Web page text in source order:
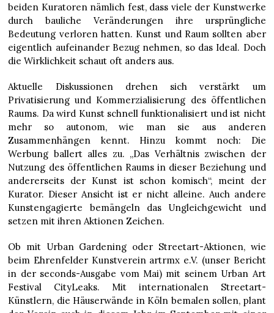
beiden Kuratoren nämlich fest, dass viele der Kunstwerke
durch bauliche Veränderungen ihre ursprüngliche
Bedeutung verloren hatten. Kunst und Raum sollten aber
eigentlich aufeinander Bezug nehmen, so das Ideal. Doch
die Wirklichkeit schaut oft anders aus.
Aktuelle Diskussionen drehen sich verstärkt um
Privatisierung und Kommerzialisierung des öffentlichen
Raums. Da wird Kunst schnell funktionalisiert und ist nicht
mehr so autonom, wie man sie aus anderen
Zusammenhängen kennt. Hinzu kommt noch: Die
Werbung ballert alles zu. „Das Verhältnis zwischen der
Nutzung des öffentlichen Raums in dieser Beziehung und
andererseits der Kunst ist schon komisch“, meint der
Kurator. Dieser Ansicht ist er nicht alleine. Auch andere
Kunstengagierte bemängeln das Ungleichgewicht und
setzen mit ihren Aktionen Zeichen.
Ob mit Urban Gardening oder Streetart-Aktionen, wie
beim Ehrenfelder Kunstverein artrmx e.V. (unser Bericht
in der seconds-Ausgabe vom Mai) mit seinem Urban Art
Festival CityLeaks. Mit internationalen Streetart-
Künstlern, die Häuserwände in Köln bemalen sollen, plant